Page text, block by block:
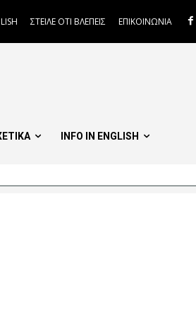
ΣΤΕΙΛΕ ΟΤΙ ΒΛΕΠΕΙΣ ΕΠΙΚΟΙΝΩΝΙΑ
INFO IN ENGLISH